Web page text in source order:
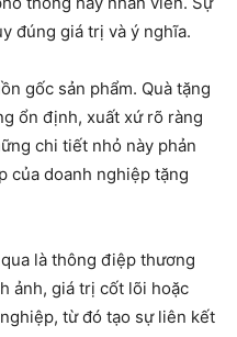
đúng giá trị và ý nghĩa.
gốc sản phẩm. Quà tặng
ổn định, xuất xứ rõ ràng
chi tiết nhỏ này phản
của doanh nghiệp tặng
là thông điệp thương
ảnh, giá trị cốt lõi hoặc
từ đó tạo sự liên kết